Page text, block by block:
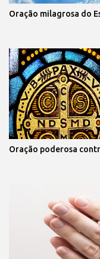
Oração milagrosa do
Oração poderosa